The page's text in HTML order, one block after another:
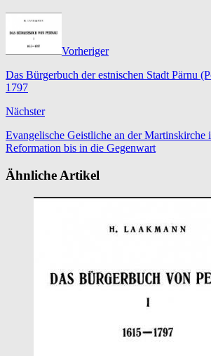
Vorheriger
Das Bürgerbuch der estnischen Stadt Pärnu
1797
Nächster
Evangelische Geistliche an der Martinskirche
Reformation bis in die Gegenwart
Ähnliche Artikel